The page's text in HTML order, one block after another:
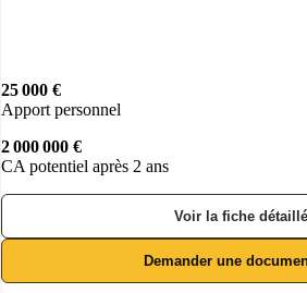
25 000 €
Apport personnel
2 000 000 €
CA potentiel après 2 ans
Voir la fiche
Demander une